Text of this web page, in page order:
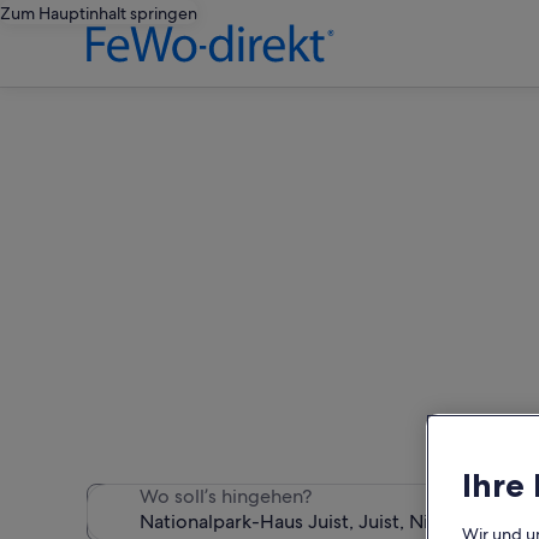
Zum Hauptinhalt springen
Wo soll’s hingehen? Ihre
Wir und